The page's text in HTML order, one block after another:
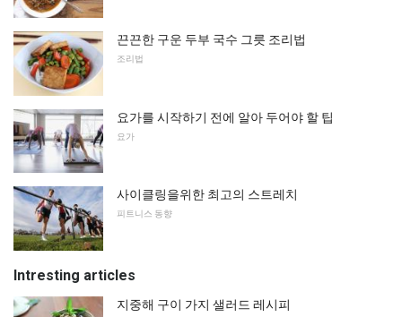
끈끈한 구운 두부 국수 그릇 조리법
조리법
요가를 시작하기 전에 알아 두어야 할 팁
요가
사이클링을위한 최고의 스트레치
피트니스 동향
Intresting articles
지중해 구이 가지 샐러드 레시피